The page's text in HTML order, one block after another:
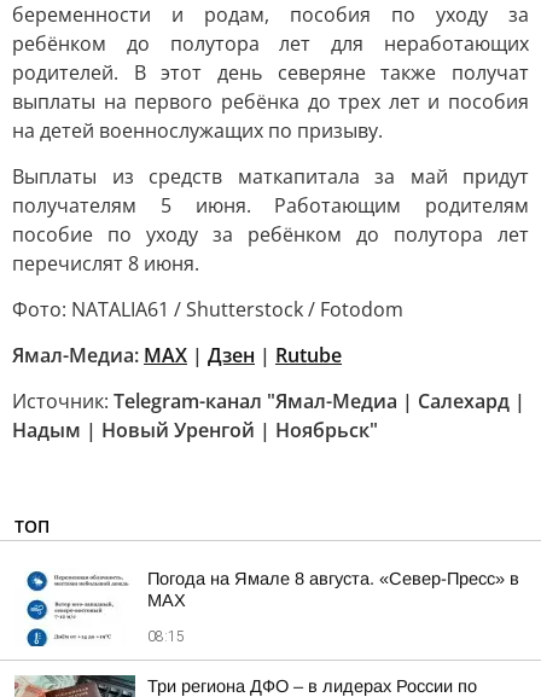
беременности и родам, пособия по уходу за
ребёнком до полутора лет для неработающих
родителей. В этот день северяне также получат
выплаты на первого ребёнка до трех лет и пособия
на детей военнослужащих по призыву.
Выплаты из средств маткапитала за май придут
получателям 5 июня. Работающим родителям
пособие по уходу за ребёнком до полутора лет
перечислят 8 июня.
Фото: NATALIA61 / Shutterstock / Fotodom
Ямал-Медиа: MAX | Дзен | Rutube
Источник: Telegram-канал "Ямал-Медиа | Салехард |
Надым | Новый Уренгой | Ноябрьск"
ТОП
Погода на Ямале 8 августа. «Север-Пресс» в
MAX
08:15
Три региона ДФО – в лидерах России по